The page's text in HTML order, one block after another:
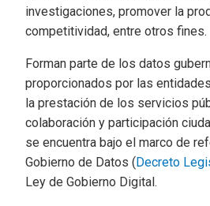
investigaciones, promover la
competitividad, entre otros fines.
Forman parte de los datos
proporcionados por las
la prestación de los servicios
colaboración y participación
se encuentra bajo el marco de
Gobierno de Datos (Decreto
Ley de Gobierno Digital.